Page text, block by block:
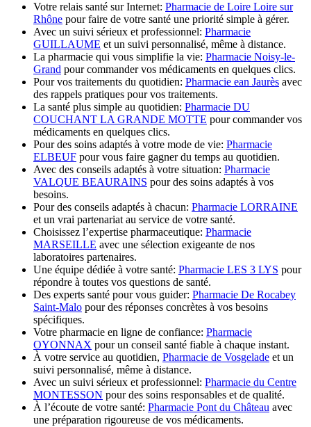
Votre relais santé sur Internet: Pharmacie de Loire Loire sur
Rhône pour faire de votre santé une priorité simple à gérer.
Avec un suivi sérieux et professionnel: Pharmacie
GUILLAUME et un suivi personnalisé, même à distance.
La pharmacie qui vous simplifie la vie: Pharmacie Noisy-le-
Grand pour commander vos médicaments en quelques clics.
Pour vos traitements du quotidien: Pharmacie ean Jaurès avec
des rappels pratiques pour vos traitements.
La santé plus simple au quotidien: Pharmacie DU
COUCHANT LA GRANDE MOTTE pour commander vos
médicaments en quelques clics.
Pour des soins adaptés à votre mode de vie: Pharmacie
ELBEUF pour vous faire gagner du temps au quotidien.
Avec des conseils adaptés à votre situation: Pharmacie
VALQUE BEAURAINS pour des soins adaptés à vos
besoins.
Pour des conseils adaptés à chacun: Pharmacie LORRAINE
et un vrai partenariat au service de votre santé.
Choisissez l’expertise pharmaceutique: Pharmacie
MARSEILLE avec une sélection exigeante de nos
laboratoires partenaires.
Une équipe dédiée à votre santé: Pharmacie LES 3 LYS pour
répondre à toutes vos questions de santé.
Des experts santé pour vous guider: Pharmacie De Rocabey
Saint-Malo pour des réponses concrètes à vos besoins
spécifiques.
Votre pharmacie en ligne de confiance: Pharmacie
OYONNAX pour un conseil santé fiable à chaque instant.
À votre service au quotidien, Pharmacie de Vosgelade et un
suivi personnalisé, même à distance.
Avec un suivi sérieux et professionnel: Pharmacie du Centre
MONTESSON pour des soins responsables et de qualité.
À l’écoute de votre santé: Pharmacie Pont du Château avec
une préparation rigoureuse de vos médicaments.